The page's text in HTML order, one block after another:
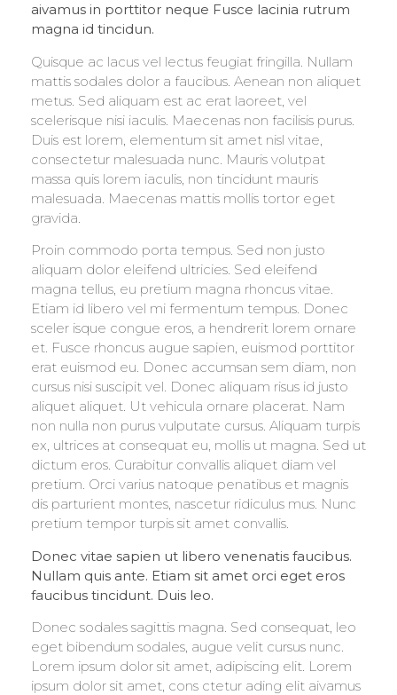
aivamus in porttitor neque Fusce lacinia rutrum
magna id tincidun.
Quisque ac lacus vel lectus feugiat fringilla. Nullam
mattis sodales dolor a faucibus. Aenean non aliquet
metus. Sed aliquam est ac erat laoreet, vel
scelerisque nisi iaculis. Maecenas non facilisis purus.
Duis est lorem, elementum sit amet nisl vitae,
consectetur malesuada nunc. Mauris volutpat
massa quis lorem iaculis, non tincidunt mauris
malesuada. Maecenas mattis mollis tortor eget
gravida.
Proin commodo porta tempus. Sed non justo
aliquam dolor eleifend ultricies. Sed eleifend
magna tellus, eu pretium magna rhoncus vitae.
Etiam id libero vel mi fermentum tempus. Donec
sceler isque congue eros, a hendrerit lorem ornare
et. Fusce rhoncus augue sapien, euismod porttitor
erat euismod eu. Donec accumsan sem diam, non
cursus nisi suscipit vel. Donec aliquam risus id justo
aliquet aliquet. Ut vehicula ornare placerat. Nam
non nulla non purus vulputate cursus. Aliquam turpis
ex, ultrices at consequat eu, mollis ut magna. Sed ut
dictum eros. Curabitur convallis aliquet diam vel
pretium. Orci varius natoque penatibus et magnis
dis parturient montes, nascetur ridiculus mus. Nunc
pretium tempor turpis sit amet convallis.
Donec vitae sapien ut libero venenatis faucibus.
Nullam quis ante. Etiam sit amet orci eget eros
faucibus tincidunt. Duis leo.
Donec sodales sagittis magna. Sed consequat, leo
eget bibendum sodales, augue velit cursus nunc.
Lorem ipsum dolor sit amet, adipiscing elit. Lorem
ipsum dolor sit amet, cons ctetur ading elit aivamus